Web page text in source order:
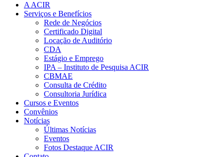
A ACIR
Serviços e Benefícios
Rede de Negócios
Certificado Digital
Locação de Auditório
CDA
Estágio e Emprego
IPA – Instituto de Pesquisa ACIR
CBMAE
Consulta de Crédito
Consultoria Jurídica
Cursos e Eventos
Convênios
Notícias
Últimas Notícias
Eventos
Fotos Destaque ACIR